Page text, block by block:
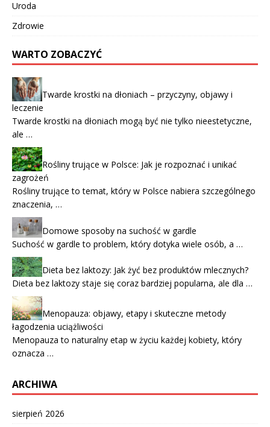
Uroda
Zdrowie
WARTO ZOBACZYĆ
Twarde krostki na dłoniach – przyczyny, objawy i
leczenie
Twarde krostki na dłoniach mogą być nie tylko nieestetyczne,
ale …
Rośliny trujące w Polsce: Jak je rozpoznać i unikać
zagrożeń
Rośliny trujące to temat, który w Polsce nabiera szczególnego
znaczenia, …
Domowe sposoby na suchość w gardle
Suchość w gardle to problem, który dotyka wiele osób, a …
Dieta bez laktozy: Jak żyć bez produktów mlecznych?
Dieta bez laktozy staje się coraz bardziej popularna, ale dla …
Menopauza: objawy, etapy i skuteczne metody
łagodzenia uciążliwości
Menopauza to naturalny etap w życiu każdej kobiety, który
oznacza …
ARCHIWA
sierpień 2026